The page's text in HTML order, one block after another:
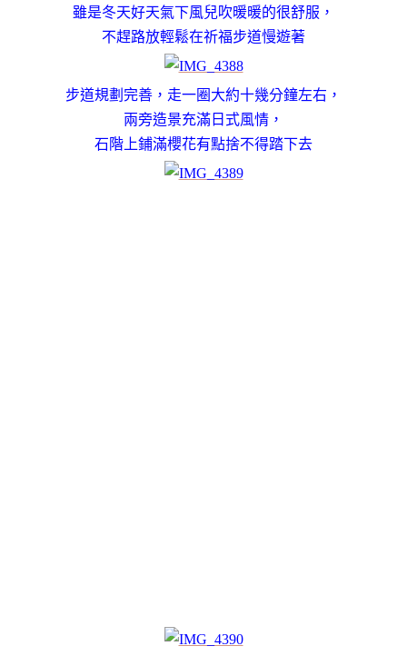
雖是冬天好天氣下風兒吹暖暖的很舒服，
不趕路放輕鬆在祈福步道慢遊著
步道規劃完善，走一圈大約十幾分鐘左右，
兩旁造景充滿日式風情，
石階上鋪滿櫻花有點捨不得踏下去